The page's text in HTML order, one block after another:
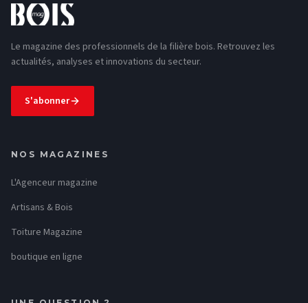
Le magazine des professionnels de la filière bois. Retrouvez les
actualités, analyses et innovations du secteur.
S'abonner
NOS MAGAZINES
L'Agenceur magazine
Artisans & Bois
Toiture Magazine
boutique en ligne